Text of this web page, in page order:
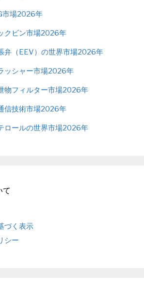
市場2026年
クビン市場2026年
弁（EEV）の世界市場2026年
ッシャー市場2026年
物フィルター市場2026年
信技術市場2026年
ロールの世界市場2026年
て
づく表示
シー